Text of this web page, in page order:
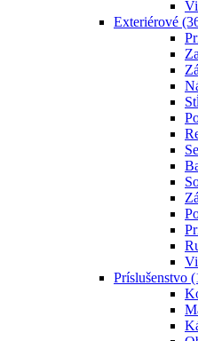
Exteriérové
Príslušenstvo